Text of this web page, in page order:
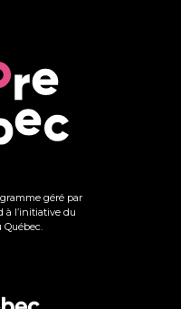
géré par
à l’initiative du